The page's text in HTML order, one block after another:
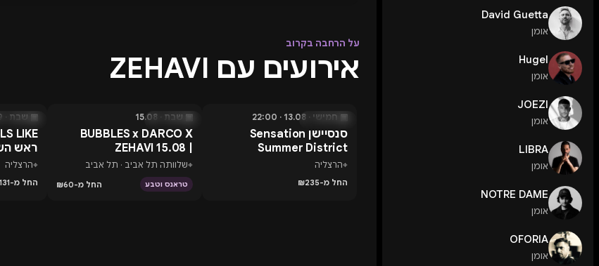
David Guetta
אומן
Hugel
אומן
JOEZI
אומן
LIBRA
אומן
NOTRE DAME
אומן
OFORIA
אומן
על הרחבה בקרוב
אירועים עם ZEHAVI
בעוד 5 ימים
▣ חמישי · 13.08 · 22:00
סנסיישן Sensation
Summer District
בהרצליה פיתוח - 13.8.26
⌖הרצליה
החל מ-₪235
בעוד 7 ימים
▣ שבת · 15.08
BUBBLES x DARCO X
ZEHAVI 15.08 |
SATURDAY
⌖שלוותה תל אביב · תל אביב
טראנס וטבע החל מ-₪60
בעוד 35 ימים
▣ שבת · 12.09 · 17:00
ראש
⌖הרצליה
החל מ-₪131